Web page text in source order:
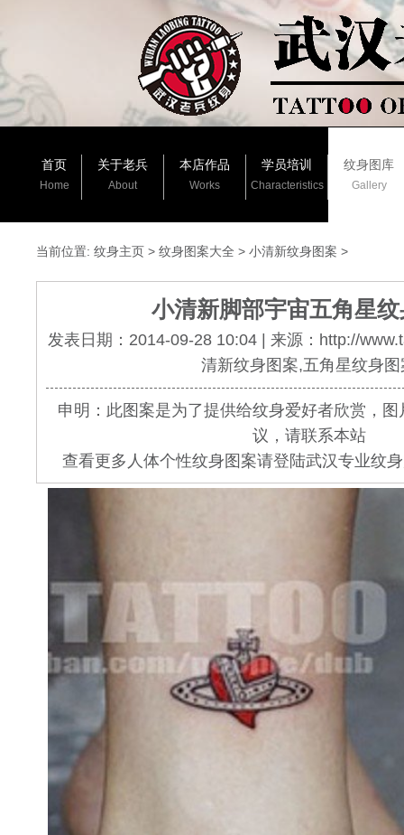
首页
Home
关于老兵
About
本店作品
Works
学员培训
Characteristics
纹身图库
Gallery
当前位置: 纹身主页 > 纹身图案大全 > 小清新纹身图案 >
小清新脚部宇宙五角星
发表日期：2014-09-28 10:04 | 来源：http://
清新纹身图案,五角星纹身图
申明：此图案是为了提供给纹身爱好者欣赏，
议，请联系本站
查看更多人体个性纹身图案请登陆武汉专业纹